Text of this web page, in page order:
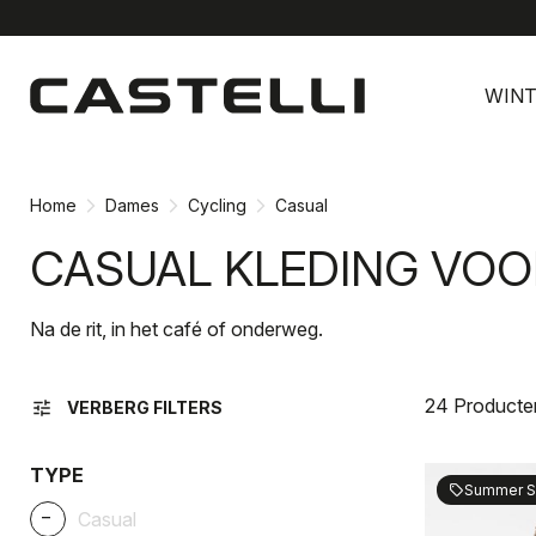
naar
inhoud
naar
navigatie
Home Dames Cycling Casual
CASUAL KLEDING
Na de rit, in het café of onderweg.
tune VERBERG FILTERS 24
TYPE
_
Casual
sellSummer